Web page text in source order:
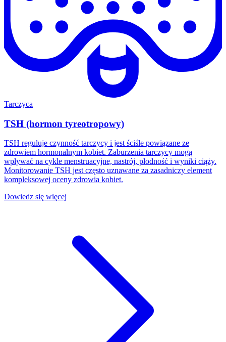
Tarczyca
TSH (hormon tyreotropowy)
TSH reguluje czynność tarczycy i jest ściśle powiązane ze
zdrowiem hormonalnym kobiet. Zaburzenia tarczycy mogą
wpływać na cykle menstruacyjne, nastrój, płodność i wyniki ciąży.
Monitorowanie TSH jest często uznawane za zasadniczy element
kompleksowej oceny zdrowia kobiet.
Dowiedz się więcej